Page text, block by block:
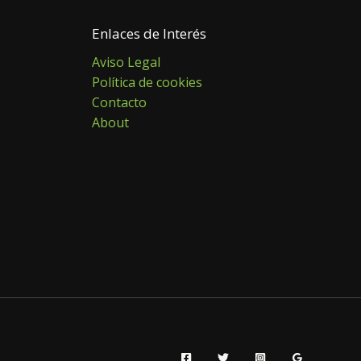
Enlaces de Interés
Aviso Legal
Política de cookies
Contacto
About